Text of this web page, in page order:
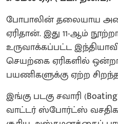
போபாலின் தலையாய
ஏரிதான். இது 11-ஆம்
உருவாக்கப்பட்ட
செயற்கை ஏரிகளில்
பயணிகளுக்கு ஏற்ற
இங்கு படகு சவாரி
வாட்டர் ஸ்போர்ட்ஸ்